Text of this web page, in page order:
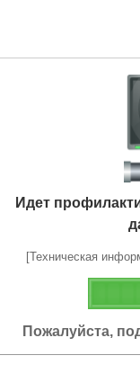
Идет
[Техническая
Пожалуйста,